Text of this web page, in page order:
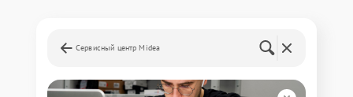
Сервисный центр Midea